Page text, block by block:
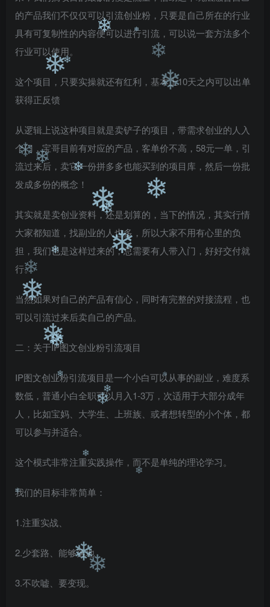
的产品我们不仅仅可以引流创业粉，只要是自己所在的行业
具有可复制性的内容便可以进行引流，可以说一套方法多个
行业可以使用。
这个项目，只要实操就还有红利，基本上10天之内可以出单
获得正反馈
从逻辑上说这种项目就是卖铲子的项目，带需求创业的人入
个门，宝哥目前有对应的产品，客单价不高，58元一单，引
流过来后，卖它一份拼多多也能买到的项目库，然后一份批
发成多份的概念！
其实就是卖创业资料，还是划算的，当下的情况，其实行情
大家都知道，找副业的人也多，所以大家不用有心里的负
担，我们也是这样过来的，总需要有人带入门，好好交付就
行。
当然如果对自己的产品有信心，同时有完整的对接流程，也
可以引流过来后卖自己的产品。
二：关于IP图文创业粉引流项目
IP图文创业粉引流项目是一个小白可以从事的副业，难度系
数低，普通小白全职可以月入1-3万，次适用于大部分成年
人，比如宝妈、大学生、上班族、或者想转型的小个体，都
可以参与并适合。
这个模式非常注重实践操作，而不是单纯的理论学习。
我们的目标非常简单：
1.注重实战、
2.少套路、能够落地
3.不吹嘘、要变现。
❄
❄
❄
❄
❄
❄
❄
❄
❄
❄ ❄
❄❄
❄
❄
❄